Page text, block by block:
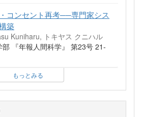
コンセント再考──専門家シス
築
Kuniharu, トキヤス クニハル
部 『年報人間科学』 第23号 21-
もっとみる